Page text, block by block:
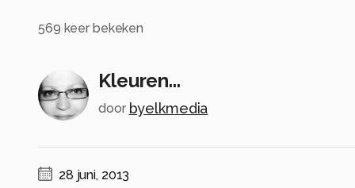
569 keer bekeken
Kleuren...
door byelkmedia
28 juni, 2013